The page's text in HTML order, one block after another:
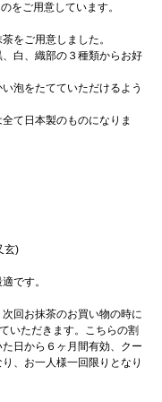
をご用意しています。
をご用意しました。
白、織部の３種類からお好
泡をたてていただけるよう
て日本製のものになりま
玄)
です。
回お抹茶のお買い物の時に
いただきます。こちらの割
日から６ヶ月間有効、クー
、お一人様一回限りとなり